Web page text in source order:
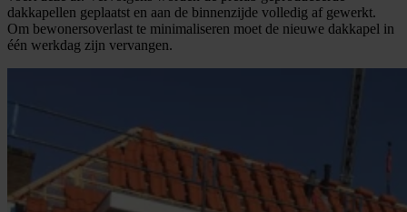
dakkapellen geplaatst en aan de binnenzijde volledig af gewerkt.
Om bewonersoverlast te minimaliseren moet de nieuwe dakkapel in
één werkdag zijn vervangen.